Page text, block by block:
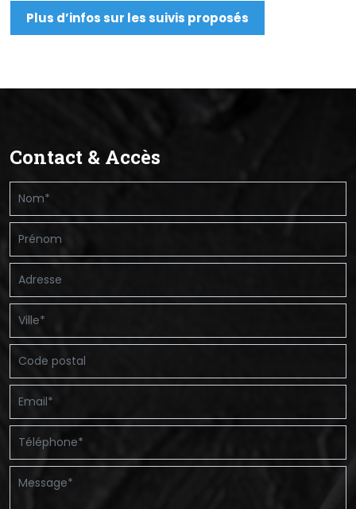
Plus d’infos sur les suivis proposés
Contact & Accès